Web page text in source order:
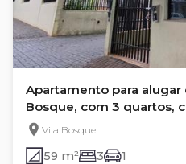
Apartamento para alugar
Bosque, com 3 quartos,
ANCHIETA II
Vila Bosque
59 m² 3 1